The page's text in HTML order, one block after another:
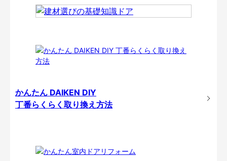
かんたん DAIKEN DIY
丁番らくらく取り換え方法